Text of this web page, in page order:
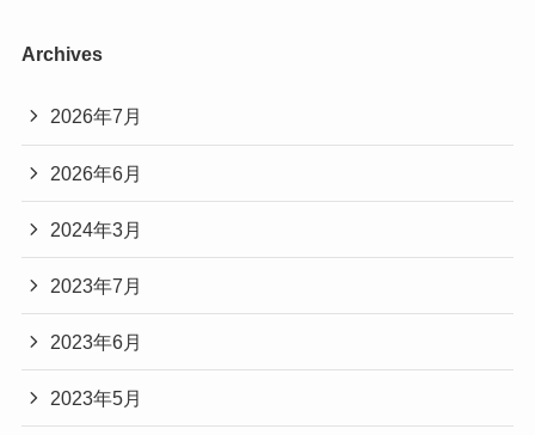
Archives
2026年7月
2026年6月
2024年3月
2023年7月
2023年6月
2023年5月